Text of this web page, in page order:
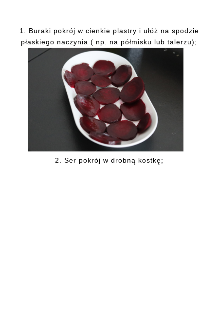
1. Buraki pokrój w cienkie plastry i ułóż na spodzie
płaskiego naczynia ( np. na półmisku lub talerzu);
2. Ser pokrój w drobną kostkę;